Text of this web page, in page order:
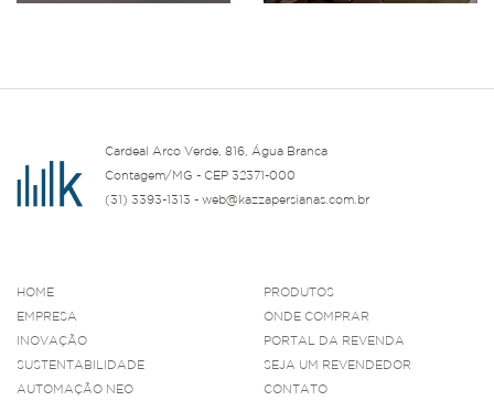
Cardeal Arco Verde, 816, Água Branca
Contagem/MG - CEP 32371-000
(31) 3393-1313 - web@kazzapersianas.com.br
HOME
EMPRESA
INOVAÇÃO
SUSTENTABILIDADE
AUTOMAÇÃO NEO
PRODUTOS
ONDE COMPRAR
PORTAL DA REVENDA
SEJA UM REVENDEDOR
CONTATO